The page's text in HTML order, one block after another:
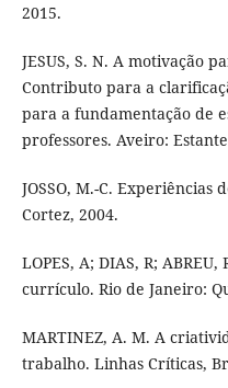
2015.
JESUS, S. N. A motivação
Contributo para a
para a fundamentação de
professores. Aveiro:
JOSSO, M.-C. Experiências
Cortez, 2004.
LOPES, A; DIAS, R;
currículo. Rio de Janeiro:
MARTINEZ, A. M. A
trabalho. Linhas Críticas,